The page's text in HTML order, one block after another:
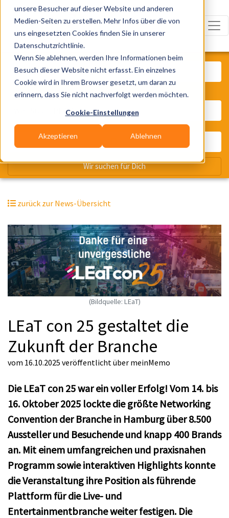
unsere Besucher auf dieser Website und anderen
Medien-Seiten zu erstellen. Mehr Infos über die von
uns eingesetzten Cookies finden Sie in unserer
Datenschutzrichtlinie.
Wenn Sie ablehnen, werden Ihre Informationen beim
Besuch dieser Website nicht erfasst. Ein einzelnes
Cookie wird in Ihrem Browser gesetzt, um daran zu
erinnern, dass Sie nicht nachverfolgt werden möchten.
Cookie-Einstellungen
Akzeptieren Ablehnen
zurück zur News-Übersicht
(Bildquelle: LEaT)
LEaT con 25 gestaltet die
Zukunft der Branche
vom 16.10.2025 veröffentlicht über meinMemo
Die LEaT con 25 war ein voller Erfolg! Vom 14. bis
16. Oktober 2025 lockte die größte Networking
Convention der Branche in Hamburg über 8.500
Aussteller und Besuchende und knapp 400 Brands
an. Mit einem umfangreichen und praxisnahen
Programm sowie interaktiven Highlights konnte
die Veranstaltung ihre Position als führende
Plattform für die Live- und
Entertainmentbranche weiter festigen. Die
Was? Künstler, Zelte, Bands,
Wo? Stadt, PLZ, Ort
Wir suchen für Dich